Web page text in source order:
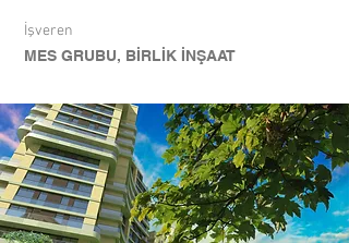
İşveren
MES GRUBU, BİRLİK İNŞAAT